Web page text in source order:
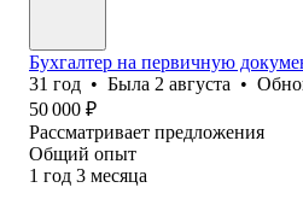
Бухгалтер на первичную
31 год • Была 2 августа •
50 000 ₽
Рассматривает предложения
Общий опыт
1 год 3 месяца